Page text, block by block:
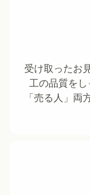
受け取ったお
工の品質を
「売る人」